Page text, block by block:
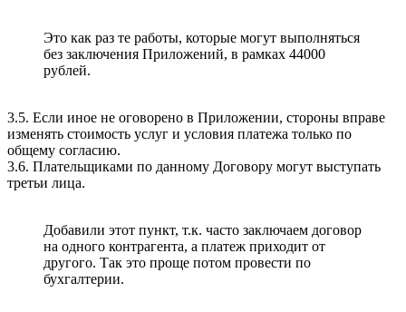
Это как раз те работы, которые могут выполняться
без заключения Приложений, в рамках 44000
рублей.
3.5. Если иное не оговорено в Приложении, стороны вправе
изменять стоимость услуг и условия платежа только по
общему согласию.
3.6. Плательщиками по данному Договору могут выступать
третьи лица.
Добавили этот пункт, т.к. часто заключаем договор
на одного контрагента, а платеж приходит от
другого. Так это проще потом провести по
бухгалтерии.